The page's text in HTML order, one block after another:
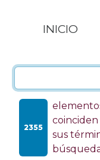
INICIO
2355
coinciden
sus